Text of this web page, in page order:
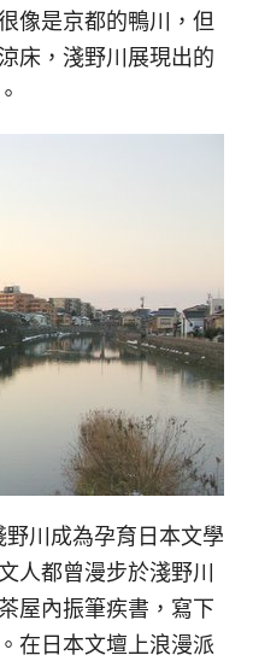
像是京都的鴨川，但
床，淺野川展現出的
川成為孕育日本文學
人都曾漫步於淺野川
屋內振筆疾書，寫下
在日本文壇上浪漫派